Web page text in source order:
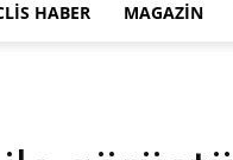
HABER MAGAZIN